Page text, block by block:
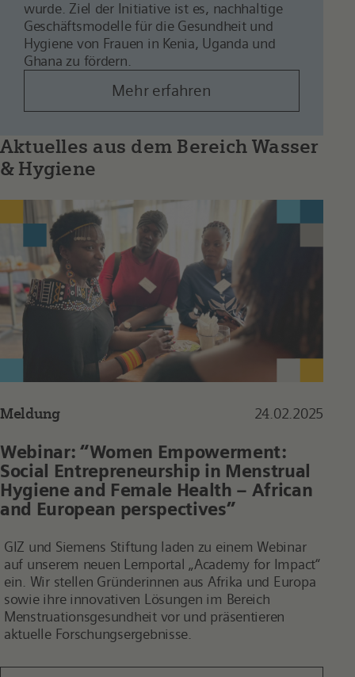
wurde. Ziel der Initiative ist es, nachhaltige
Geschäftsmodelle für die Gesundheit und
Hygiene von Frauen in Kenia, Uganda und
Ghana zu fördern.
Mehr erfahren
Aktuelles aus dem Bereich Wasser
& Hygiene
Meldung 24.02.2025
Webinar: “Women Empowerment:
Social Entrepreneurship in Menstrual
Hygiene and Female Health – African
and European perspectives”
GIZ und Siemens Stiftung laden zu einem Webinar
auf unserem neuen Lernportal „Academy for Impact“
ein. Wir stellen Gründerinnen aus Afrika und Europa
sowie ihre innovativen Lösungen im Bereich
Menstruationsgesundheit vor und präsentieren
aktuelle Forschungsergebnisse.